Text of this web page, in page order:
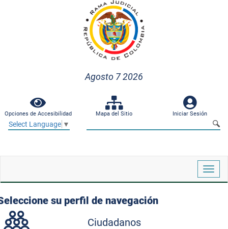
Agosto 7 2026
Opciones de Accesibilidad Mapa del Sitio Iniciar Sesión
Select Language ▼
su perfil de navegación
Ciudadanos